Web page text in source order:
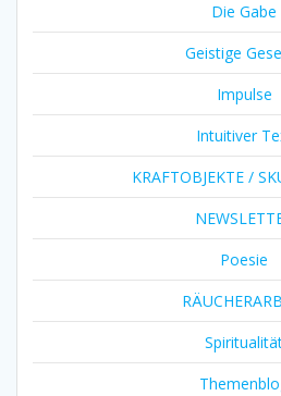
Die Gabe
Geistige
Impulse
Intuitiver
KRAFTOBJEKTE /
Poesie